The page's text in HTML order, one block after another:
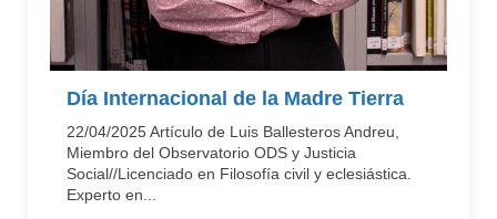
Día Internacional de la Madre Tierra
22/04/2025 Artículo de Luis Ballesteros Andreu,
Miembro del Observatorio ODS y Justicia
Social//Licenciado en Filosofía civil y eclesiástica.
Experto en...